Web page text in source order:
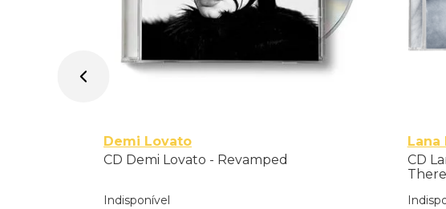
Demi Lovato
CD Demi Lovato - Revamped
Indisponível
Lana
CD